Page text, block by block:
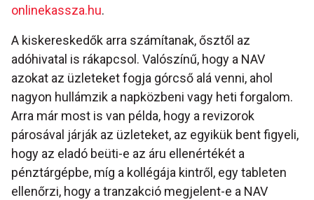
onlinekassza.hu.
A kiskereskedők arra számítanak, ősztől az
adóhivatal is rákapcsol. Valószínű, hogy a NAV
azokat az üzleteket fogja górcső alá venni, ahol
nagyon hullámzik a napközbeni vagy heti forgalom.
Arra már most is van példa, hogy a revizorok
párosával járják az üzleteket, az egyikük bent figyeli,
hogy az eladó beüti-e az áru ellenértékét a
pénztárgépbe, míg a kollégája kintről, egy tableten
ellenőrzi, hogy a tranzakció megjelent-e a NAV